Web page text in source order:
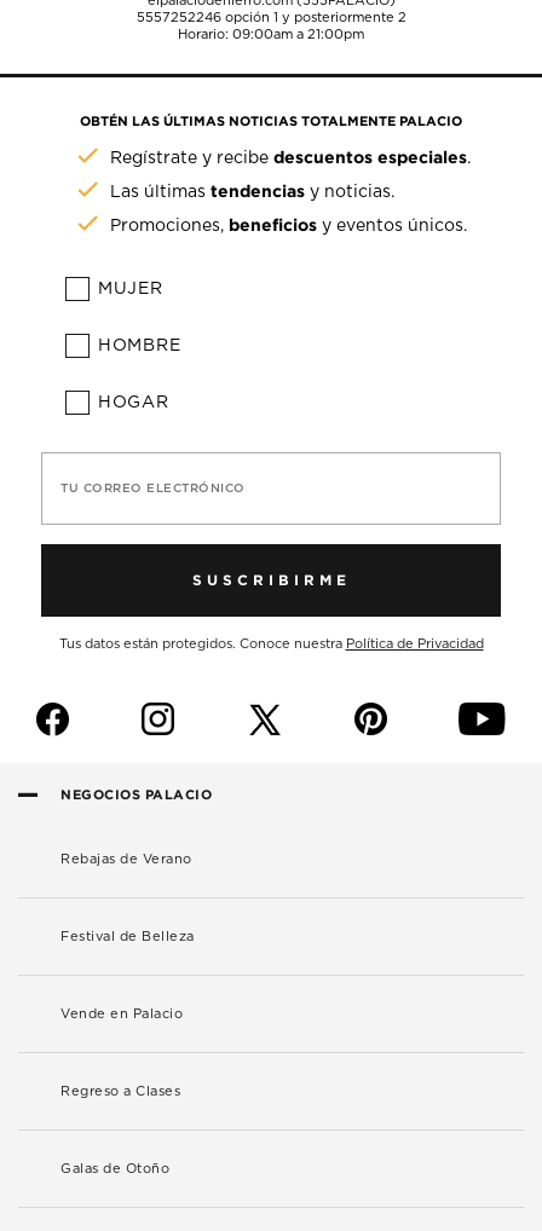
5557252246opción 1 y posteriormente 2
Horario: 09:00am a 21:00pm
OBTÉN LAS ÚLTIMAS NOTICIAS TOTALMENTE PALACIO
Regístrate y recibedescuentos especiales.
Las últimastendencias y noticias.
Promociones, beneficios y eventos únicos.
MUJER
HOMBRE
HOGAR
TU CORREO ELECTRÓNICO
SUSCRIBIRME
Tus datos están protegidos. Conoce nuestra Política de Privacidad
f i p y
NEGOCIOS PALACIO
Rebajas de Verano
Festival de Belleza
Vende en Palacio
Regreso a Clases
Galas de Otoño